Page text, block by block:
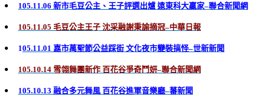
105.11.06 新市毛豆公主、王子評選出爐 遠東科大贏家–聯合新聞網
105.11.05 毛豆公主王子 沈采融謝秉諭摘冠–中華日報
105.11.01 嘉市萬聖節公益踩街 文化夜市變裝搞怪–世新新聞
105.10.14 雪翎舞團新作 百花谷爭奇鬥妍–聯合新聞網
105.10.13 融合多元舞風 百花谷進軍音樂廳–蕃新聞